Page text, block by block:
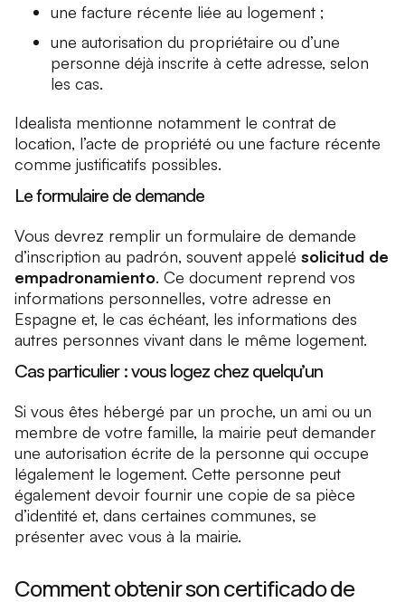
une facture récente liée au logement ;
une autorisation du propriétaire ou d’une
personne déjà inscrite à cette adresse, selon
les cas.
Idealista mentionne notamment le contrat de
location, l’acte de propriété ou une facture récente
comme justificatifs possibles.
Le formulaire de demande
Vous devrez remplir un formulaire de demande
d’inscription au padrón, souvent appelé solicitud de
empadronamiento. Ce document reprend vos
informations personnelles, votre adresse en
Espagne et, le cas échéant, les informations des
autres personnes vivant dans le même logement.
Cas particulier : vous logez chez quelqu’un
Si vous êtes hébergé par un proche, un ami ou un
membre de votre famille, la mairie peut demander
une autorisation écrite de la personne qui occupe
légalement le logement. Cette personne peut
également devoir fournir une copie de sa pièce
d’identité et, dans certaines communes, se
présenter avec vous à la mairie.
Comment obtenir son certificado de